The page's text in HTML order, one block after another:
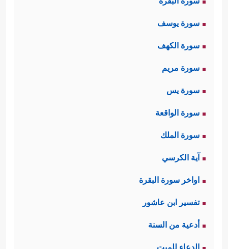
سورة يوسف
سورة الكهف
سورة مريم
سورة يس
سورة الواقعة
سورة الملك
آية الكرسي
اواخر سورة البقرة
تفسير ابن عاشور
أدعية من السنة
الدعاء للميت